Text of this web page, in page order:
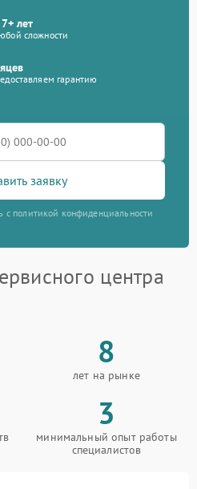
лет
сложности
гарантию
заявку
с политикой конфиденциальности
центра
8
лет на рынке
3
минимальный опыт работы
специалистов